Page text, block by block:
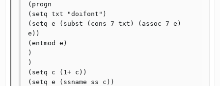
(progn
(setq txt "doifont")
(setq e (subst (cons 7 txt) (assoc 7 e)
e))
(entmod e)
)
)
(setq c (1+ c))
(setq e (ssname ss c))